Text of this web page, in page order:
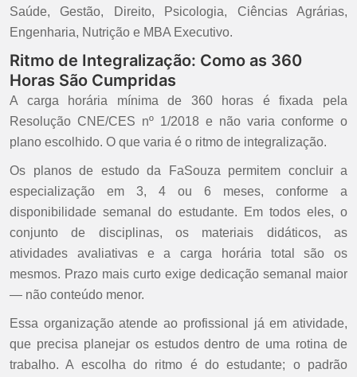
Saúde, Gestão, Direito, Psicologia, Ciências Agrárias,
Engenharia, Nutrição e MBA Executivo.
Ritmo de Integralização: Como as 360
Horas São Cumpridas
A carga horária mínima de 360 horas é fixada pela
Resolução CNE/CES nº 1/2018 e não varia conforme o
plano escolhido. O que varia é o ritmo de integralização.
Os planos de estudo da FaSouza permitem concluir a
especialização em 3, 4 ou 6 meses, conforme a
disponibilidade semanal do estudante. Em todos eles, o
conjunto de disciplinas, os materiais didáticos, as
atividades avaliativas e a carga horária total são os
mesmos. Prazo mais curto exige dedicação semanal maior
— não conteúdo menor.
Essa organização atende ao profissional já em atividade,
que precisa planejar os estudos dentro de uma rotina de
trabalho. A escolha do ritmo é do estudante; o padrão